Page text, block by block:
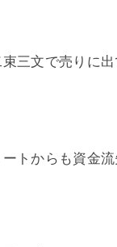
三文で売りに出
トからも資金流